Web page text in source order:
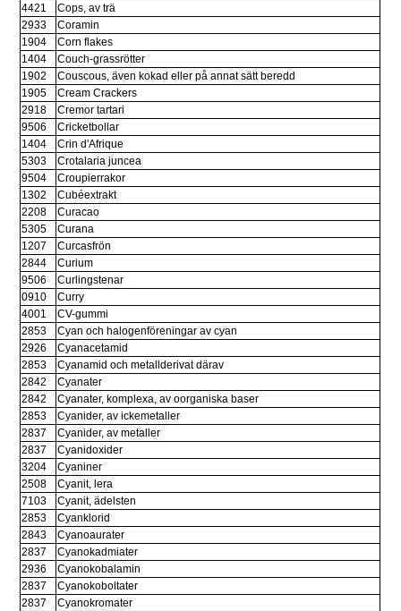
4421
Cops, av trä
2933
Coramin
1904
Corn flakes
1404
Couch-grassrötter
1902
Couscous, även kokad eller på annat sätt beredd
1905
Cream Crackers
2918
Cremor tartari
9506
Cricketbollar
1404
Crin d'Afrique
5303
Crotalaria juncea
9504
Croupierrakor
1302
Cubéextrakt
2208
Curacao
5305
Curana
1207
Curcasfrön
2844
Curium
9506
Curlingstenar
0910
Curry
4001
CV-gummi
2853
Cyan och halogenföreningar av cyan
2926
Cyanacetamid
2853
Cyanamid och metallderivat därav
2842
Cyanater
2842
Cyanater, komplexa, av oorganiska baser
2853
Cyanider, av ickemetaller
2837
Cyanider, av metaller
2837
Cyanidoxider
3204
Cyaniner
2508
Cyanit, lera
7103
Cyanit, ädelsten
2853
Cyanklorid
2843
Cyanoaurater
2837
Cyanokadmiater
2936
Cyanokobalamin
2837
Cyanokoboltater
2837
Cyanokromater